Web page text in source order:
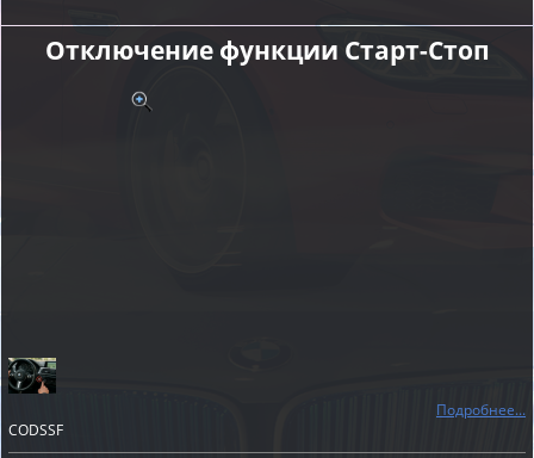
Отключение функции Старт-Cтоп
Подробнее...
CODSSF